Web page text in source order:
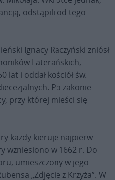
odstąpili od tego
Ignacy Raczyński zniósł
Laterańskich,
lat i oddał kościół św.
Po zakonie
przy której mieści się
każdy kieruje najpierw
wzniesiono w 1662 r. Do
umieszczony w jego
„Zdjęcie z Krzyża”. W